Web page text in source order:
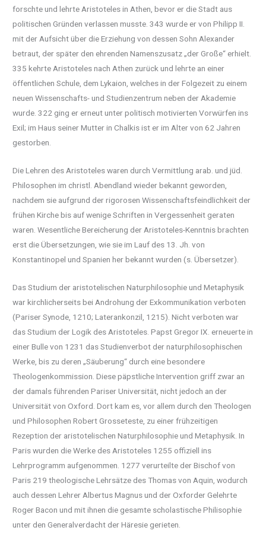
forschte und lehrte Aristoteles in Athen, bevor er die Stadt aus
politischen Gründen verlassen musste. 343 wurde er von Philipp II.
mit der Aufsicht über die Erziehung von dessen Sohn Alexander
betraut, der später den ehrenden Namenszusatz „der Große“ erhielt.
335 kehrte Aristoteles nach Athen zurück und lehrte an einer
öffentlichen Schule, dem Lykaion, welches in der Folgezeit zu einem
neuen Wissenschafts- und Studienzentrum neben der Akademie
wurde. 322 ging er erneut unter politisch motivierten Vorwürfen ins
Exil; im Haus seiner Mutter in Chalkis ist er im Alter von 62 Jahren
gestorben.
Die Lehren des Aristoteles waren durch Vermittlung arab. und jüd.
Philosophen im christl. Abendland wieder bekannt geworden,
nachdem sie aufgrund der rigorosen Wissenschaftsfeindlichkeit der
frühen Kirche bis auf wenige Schriften in Vergessenheit geraten
waren. Wesentliche Bereicherung der Aristoteles-Kenntnis brachten
erst die Übersetzungen, wie sie im Lauf des 13. Jh. von
Konstantinopel und Spanien her bekannt wurden (s. Übersetzer).
Das Studium der aristotelischen Naturphilosophie und Metaphysik
war kirchlicherseits bei Androhung der Exkommunikation verboten
(Pariser Synode, 1210; Laterankonzil, 1215). Nicht verboten war
das Studium der Logik des Aristoteles. Papst Gregor IX. erneuerte in
einer Bulle von 1231 das Studienverbot der naturphilosophischen
Werke, bis zu deren „Säuberung“ durch eine besondere
Theologenkommission. Diese päpstliche Intervention griff zwar an
der damals führenden Pariser Universität, nicht jedoch an der
Universität von Oxford. Dort kam es, vor allem durch den Theologen
und Philosophen Robert Grosseteste, zu einer frühzeitigen
Rezeption der aristotelischen Naturphilosophie und Metaphysik. In
Paris wurden die Werke des Aristoteles 1255 offiziell ins
Lehrprogramm aufgenommen. 1277 verurteilte der Bischof von
Paris 219 theologische Lehrsätze des Thomas von Aquin, wodurch
auch dessen Lehrer Albertus Magnus und der Oxforder Gelehrte
Roger Bacon und mit ihnen die gesamte scholastische Philisophie
unter den Generalverdacht der Häresie gerieten.